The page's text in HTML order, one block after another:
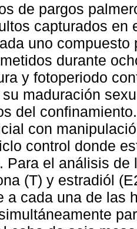
de pargos
capturados en
uno
durante
y fotoperiodo
maduración
del
con
control donde
Para el análisis
(T) y estradiól
a cada una de las